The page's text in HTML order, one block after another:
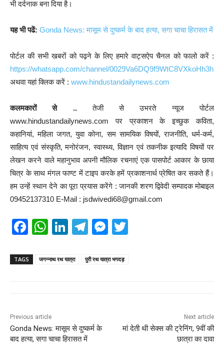
भी दर्दनाक बना दिया है।
यह भी पढें: Gonda News: मासूम से दुष्कर्म के बाद हत्या, सगा चाचा हिरासत में
पोर्टल की सभी खबरों को पढ़ने के लिए हमारे वाट्सऐप चैनल को फालो करें :
https://whatsapp.com/channel/0029Va6DQ9f9WtC8VXkoHh3h
अथवा यहां क्लिक करें : www.hindustandailynews.com
कलमकारों से ..तेजी से उभरते न्यूज पोर्टल
www.hindustandailynews.com पर प्रकाशन के इच्छुक कविता,
कहानियां, महिला जगत, युवा कोना, सम सामयिक विषयों, राजनीति, धर्म-कर्म,
साहित्य एवं संस्कृति, मनोरंजन, स्वास्थ्य, विज्ञान एवं तकनीक इत्यादि विषयों पर
लेखन करने वाले महानुभाव अपनी मौलिक रचनाएं एक पासपोर्ट आकार के छाया
चित्र के साथ मंगल फाण्ट में टाइप करके हमें प्रकाशनार्थ प्रेषित कर सकते हैं।
हम उन्हें स्थान देने का पूरा प्रयास करेंगे : जानकी शरण द्विवेदी सम्पादक मोबाइल
09452137310 E-Mail : jsdwivedi68@gmail.com
F
c
o
k
W
at
p
Li
k
T
e
M
ss
er
TAGS जगन्नाथ रथ यात्रा पुरी रथ यात्रा भगदड़
Previous article
Gonda News: मासूम से दुष्कर्म के
बाद हत्या, सगा चाचा हिरासत में
Next article
मां देती थी सेक्स की ट्रेनिंग, 9वीं की
छात्रा का दावा